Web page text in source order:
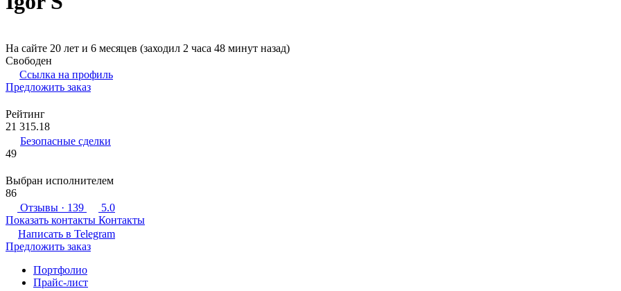
На сайте 20 лет и 6 месяцев (заходил 2 часа 48 минут назад)
Свободен
Ссылка на профиль
Предложить заказ
Рейтинг
21 315.18
Безопасные сделки
49
Выбран исполнителем
86
Отзывы · 139
5.0
Показать контакты Контакты
Написать в Telegram
Предложить заказ
Портфолио
Прайс-лист